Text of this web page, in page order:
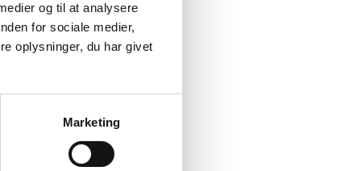
og til at analysere
for sociale medier,
oplysninger, du har givet
Marketing